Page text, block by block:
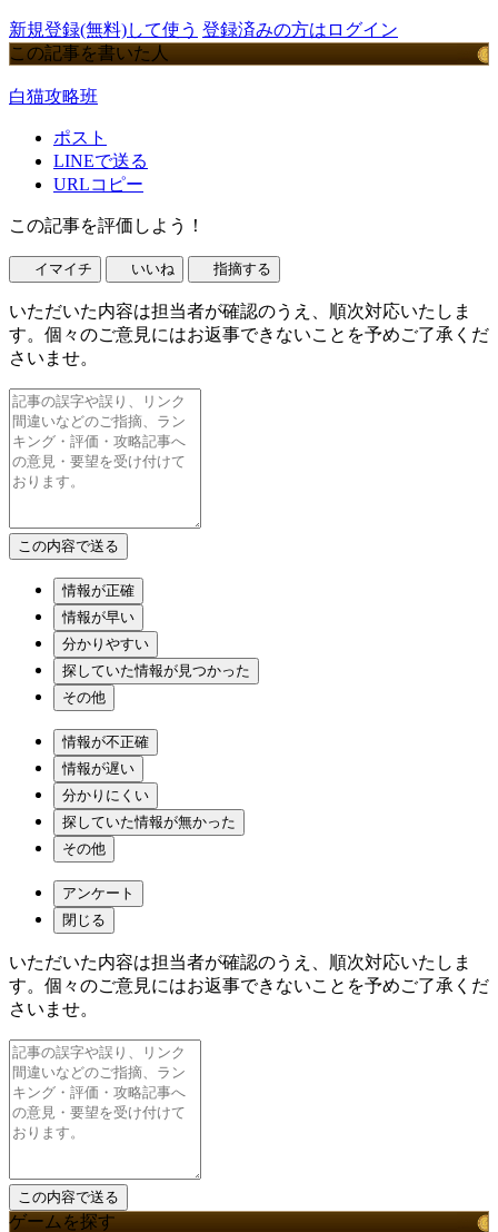
新規登録(無料)して使う 登録済みの方はログイン
この記事を書いた人
白猫攻略班
ポスト
LINEで送る
URLコピー
この記事を評価しよう！
イマイチ いいね 指摘する
いただいた内容は担当者が確認のうえ、順次対応いたしま
す。個々のご意見にはお返事できないことを予めご了承くだ
さいませ。
情報が正確
情報が早い
分かりやすい
探していた情報が見つかった
その他
情報が不正確
情報が遅い
分かりにくい
探していた情報が無かった
その他
アンケート
閉じる
いただいた内容は担当者が確認のうえ、順次対応いたしま
す。個々のご意見にはお返事できないことを予めご了承くだ
さいませ。
ゲームを探す